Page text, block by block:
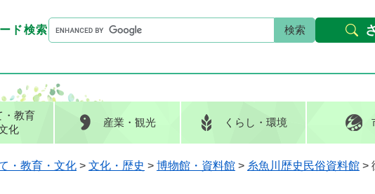
本文へ
キーワード検索G
o
e
カ
ス
・教育
化
産業 ・観光 くらし ・環境
ド検索
G
o
g
l
ス
タ
・教育・文化 > 文化・歴史 > 博物館・資料館 > 糸魚川歴史民俗資料館 >